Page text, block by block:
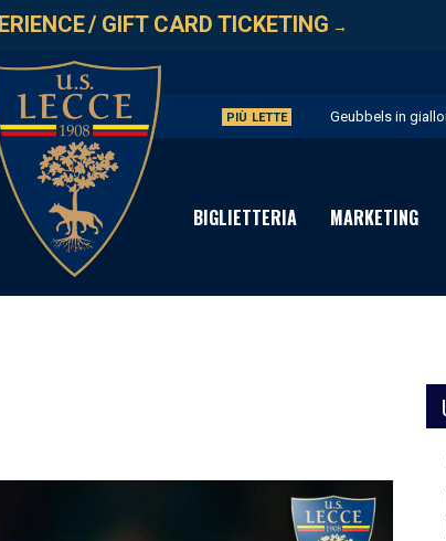
/ GIFT CARD TICKETING →
PIÙ LETTE Geubbels in
Aratravel è
Primavera 1:
BIGLIETTERIA MARKETING